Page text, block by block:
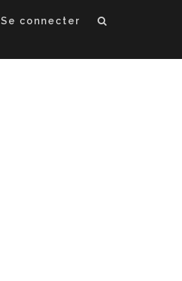
Se connecter